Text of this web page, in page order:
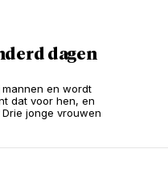
dagen
en wordt
dat voor hen, en
jonge vrouwen